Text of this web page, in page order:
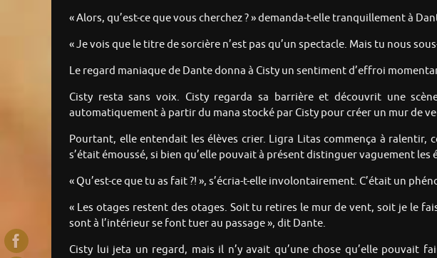
« Alors, qu’est-ce que vous cherchez ? » demanda-t-elle tranquillement à
« Je vois que le titre de sorcière n’est pas qu’un spectacle. Mais tu nous
Le regard maniaque de Dante donna à Cisty un sentiment d’effroi
Cisty resta sans voix. Cisty regarda sa barrière et découvrit une
automatiquement à partir du mana stocké par Cisty pour créer un mur de
Pourtant, elle entendait les élèves crier. Ligra Litas commença à
s’était émoussé, si bien qu’elle pouvait à présent distinguer vaguement les
« Qu’est-ce que tu as fait ?! », s’écria-t-elle involontairement. C’était un
« Les otages restent des otages. Soit tu retires le mur de vent, soit je le
sont à l’intérieur se font tuer au passage », dit Dante.
Cisty lui jeta un regard, mais il n’y avait qu’une chose qu’elle pouvait